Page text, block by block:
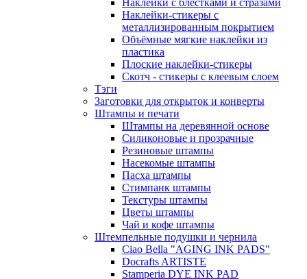
Наклейки с блёстками и стразами
Наклейки-стикеры с
металлизированным покрытием
Объёмные мягкие наклейки из
пластика
Плоские наклейки-стикеры
Скотч - стикеры с клеевым слоем
Тэги
Заготовки для открыток и конверты
Штампы и печати
Штампы на деревянной основе
Силиконовые и прозрачные
Резиновые штампы
Насекомые штампы
Пасха штампы
Стимпанк штампы
Текстуры штампы
Цветы штампы
Чай и кофе штампы
Штемпельные подушки и чернила
Ciao Bella "AGING INK PADS"
Docrafts ARTISTE
Stamperia DYE INK PAD